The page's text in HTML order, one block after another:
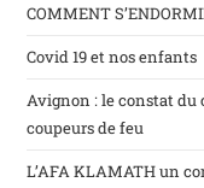
COMMENT
Covid 19 et nos enfants
Avignon : le constat du
coupeurs de feu
L’AFA KLAMATH un